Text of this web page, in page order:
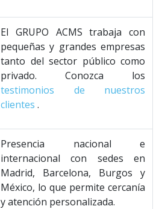
El GRUPO ACMS trabaja con
pequeñas y grandes empresas
tanto del sector público como
privado. Conozca los
testimonios de nuestros
clientes .
Presencia nacional e
internacional con sedes en
Madrid, Barcelona, Burgos y
México, lo que permite cercanía
y atención personalizada.